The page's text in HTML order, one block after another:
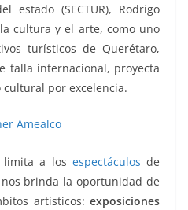
estado (SECTUR), Rodrigo
cultura y el arte, como uno
turísticos de Querétaro,
talla internacional, proyecta
por excelencia.
limita a los espectáculos de
brinda la oportunidad de
artísticos: exposiciones